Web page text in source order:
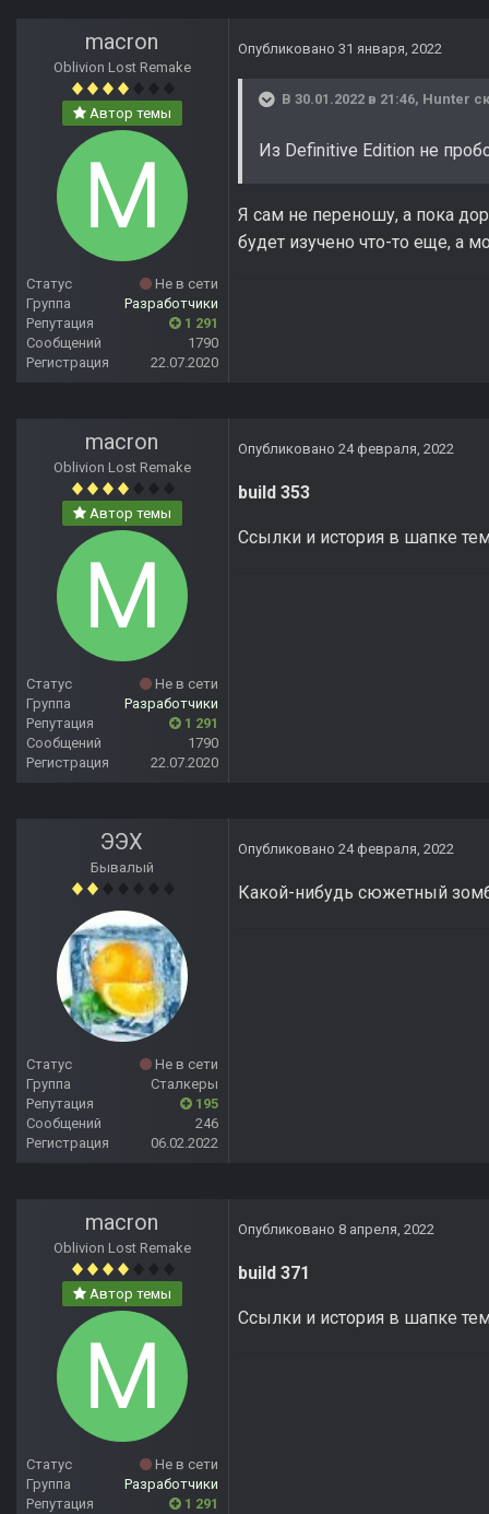
macron
Oblivion Lost Remake
Автор темы
Статус
Не в сети
Группа
Разработчики
Репутация
1 291
Сообщений
1790
Регистрация
22.07.2020
Опубликовано 31 января, 2022
В 30.01.2022 в 21:46, Hunter
Из Definitive Edition не
Я сам не переношу, а пока
будет изучено что-то еще, а
macron
Oblivion Lost Remake
Автор темы
Статус
Не в сети
Группа
Разработчики
Репутация
1 291
Сообщений
1790
Регистрация
22.07.2020
Опубликовано 24 февраля, 2022
build 353
Ссылки и история в шапке
ЭЭХ
Бывалый
Статус
Не в сети
Группа
Сталкеры
Репутация
195
Сообщений
246
Регистрация
06.02.2022
Опубликовано 24 февраля, 2022
Какой-нибудь сюжетный
macron
Oblivion Lost Remake
Автор темы
Статус
Не в сети
Группа
Разработчики
Репутация
1 291
Опубликовано 8 апреля, 2022
build 371
Ссылки и история в шапке